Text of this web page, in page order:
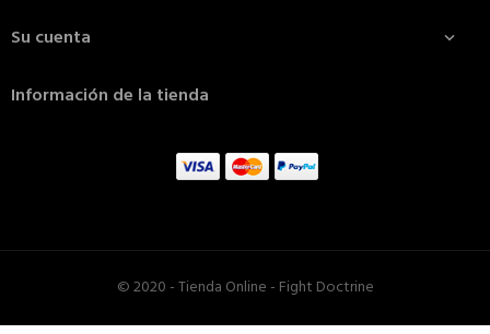
Su cuenta 
Información de la tienda
© 2020 - Tienda Online - Fight Doctrine